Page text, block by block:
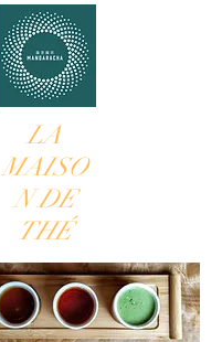
LA
MAISO
N DE
THÉ